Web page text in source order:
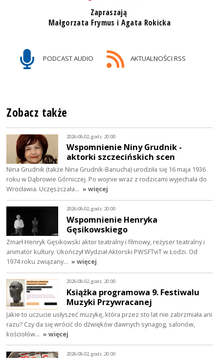
Zapraszają
Małgorzata Frymus i Agata Rokicka
PODCAST AUDIO AKTUALNOŚCI RSS
Zobacz także
2026-08-02, godz. 20:00
Wspomnienie Niny Grudnik -
aktorki szczecińskich scen
Nina Grudnik (także Nina Grudnik-Banucha) urodziła się 16 maja 1936
roku w Dąbrowie Górniczej. Po wojnie wraz z rodzicami wyjechała do
Wrocławia. Uczęszczała… » więcej
2026-08-02, godz. 20:00
Wspomnienie Henryka
Gęsikowskiego
Zmarł Henryk Gęsikowski aktor teatralny i filmowy, reżyser teatralny i
animator kultury. Ukończył Wydział Aktorski PWSFTviT w Łodzi. Od
1974 roku związany… » więcej
2026-08-02, godz. 20:00
Książka programowa 9. Festiwalu
Muzyki Przywracanej
Jakie to uczucie usłyszeć muzykę, która przez sto lat nie zabrzmiała ani
razu? Czy da się wrócić do dźwięków dawnych synagog, salonów,
kościołów… » więcej
2026-08-02, godz. 20:00